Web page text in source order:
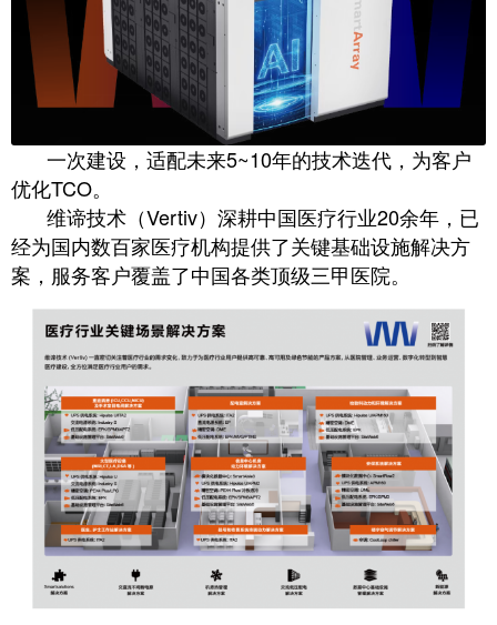
一次建设，适配未来5~10年的技术迭代，为客户
优化TCO。
维谛技术（Vertiv）深耕中国医疗行业20余年，已
经为国内数百家医疗机构提供了关键基础设施解决方
案，服务客户覆盖了中国各类顶级三甲医院。